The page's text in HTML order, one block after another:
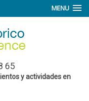
MENU
65
y actividades en